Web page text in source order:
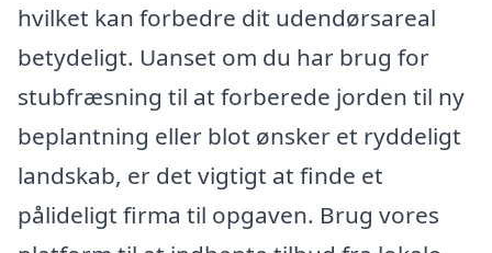
hvilket kan forbedre dit udendørsareal
betydeligt. Uanset om du har brug for
stubfræsning til at forberede jorden til ny
beplantning eller blot ønsker et ryddeligt
landskab, er det vigtigt at finde et
pålideligt firma til opgaven. Brug vores